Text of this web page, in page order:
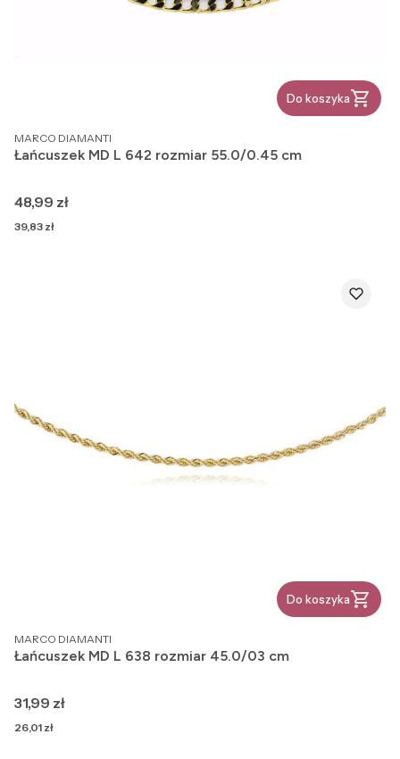
Do koszyka
PRODUCENT
MARCO DIAMANTI
Łańcuszek MD L 642 rozmiar 55.0/0.45 cm
Cena
48,99 zł
Cena
39,83 zł
Do koszyka
PRODUCENT
MARCO DIAMANTI
Łańcuszek MD L 638 rozmiar 45.0/03 cm
Cena
31,99 zł
Cena
26,01 zł